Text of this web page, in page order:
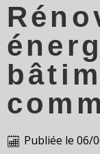
Publiée le 06/